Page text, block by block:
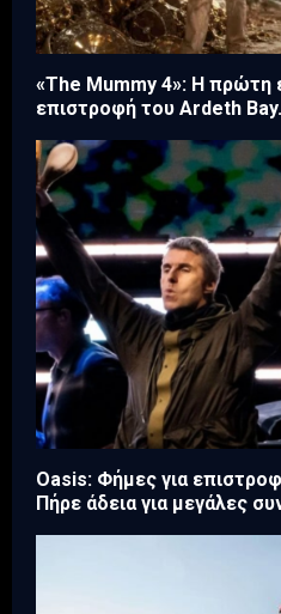
«The Mummy 4»: Η πρώτη
επιστροφή του Ardeth
Oasis: Φήμες για
Πήρε άδεια για μεγάλες